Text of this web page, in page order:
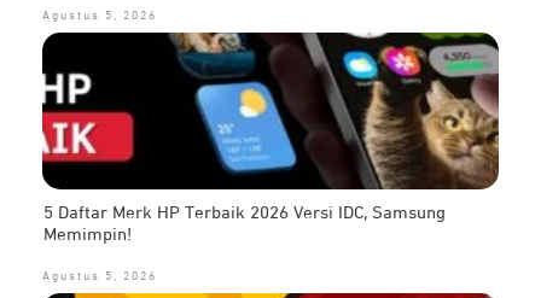
Agustus 5, 2026
5 Daftar Merk HP Terbaik 2026 Versi IDC, Samsung
Memimpin!
Agustus 5, 2026